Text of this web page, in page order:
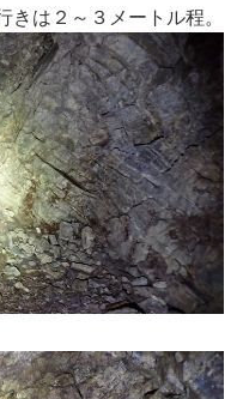
きは２～３メートル程。